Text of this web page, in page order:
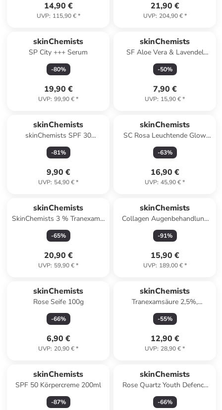
14,90 €
UVP: 115,90 €*
21,90 €
UVP: 204,90 €*
skinChemists
SP City +++ Serum
-80%
19,90 €
UVP: 99,90 €*
skinChemists
SF Aloe Vera & Lavendel
Schaumreiniger 150ml
-50%
7,90 €
UVP: 15,90 €*
skinChemists
skinChemists SPF 30
Tagescreme 60ml
-81%
9,90 €
UVP: 54,90 €*
skinChemists
SC Rosa Leuchtende Glow
Peel-Off-Maske
-63%
16,90 €
UVP: 45,90 €*
skinChemists
SkinChemists 3 % Tranexamic
Feuchtigkeitscreme 100ml
-65%
20,90 €
UVP: 59,90 €*
skinChemists
Collagen Augenbehandlung
15ml
-91%
15,90 €
UVP: 189,00 €*
skinChemists
Rose Seife 100g
-66%
6,90 €
UVP: 20,90 €*
skinChemists
Tranexamsäure 2,5%,
Niacinamid 4% Gesichtsserum
30ml
-55%
12,90 €
UVP: 28,90 €*
skinChemists
SPF 50 Körpercreme 200ml
-87%
skinChemists
Rose Quartz Youth Defence
Lip Plump No 66 Original
Rose 8ml
-66%